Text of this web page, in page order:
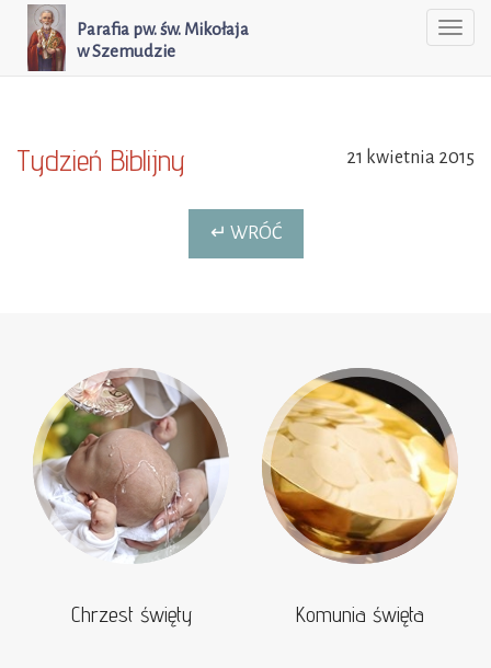
Parafia pw. św. Mikołaja
w Szemudzie
21 kwietnia 2015
Tydzień Biblijny
↵ WRÓĆ
Chrzest święty Komunia święta